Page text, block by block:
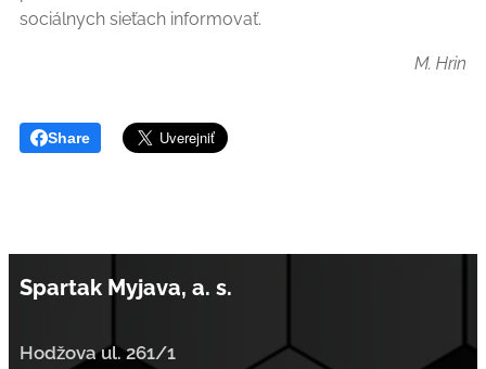
sociálnych sieťach informovať.
M. Hrin
Share
Spartak Myjava, a. s.
Hodžova ul. 261/1